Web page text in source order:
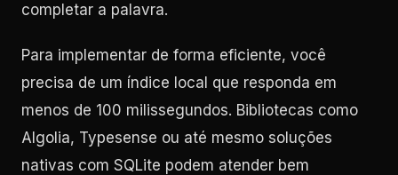
completar a palavra.
Para implementar de forma eficiente, você
precisa de um índice local que responda em
menos de 100 milissegundos. Bibliotecas como
Algolia, Typesense ou até mesmo soluções
nativas com SQLite podem atender bem